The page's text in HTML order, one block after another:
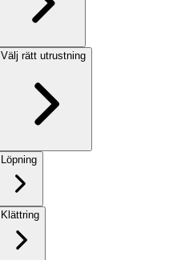
Välj rätt utrustning
Löpning
Klättring